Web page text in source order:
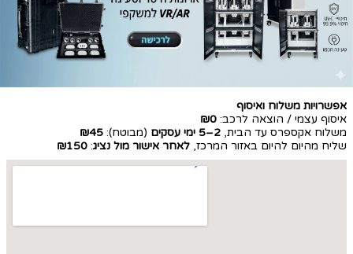
אפשרויות משלוח ואיסוף
איסוף עצמי / הוצאה לרכב: ₪0
משלוח אקספרס עד הבית, 2–5 ימי עסקים (מבוטח): ₪45
שליח מהיום להיום באזור המרכז, לאחר אישור מול נציג:
₪150